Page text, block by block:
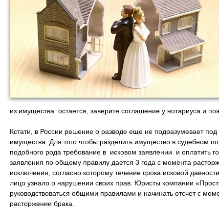
из имущества остается, заверите соглашение у нотариуса и
Кстати, в России решение о разводе еще не подразумевает
имущества. Для того чтобы разделить имущество в судебном
подобного рода требование в исковом заявлении и оплатить
заявления по общему правилу дается 3 года с момента
исключения, согласно которому течение срока исковой
лицо узнало о нарушении своих прав. Юристы компании
руководствоваться общими правилами и начинать отсчет с
расторжении брака.